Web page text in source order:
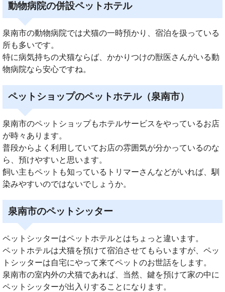
動物病院の併設ペットホテル
泉南市の動物病院では犬猫の一時預かり、宿泊を扱っている
所も多いです。
特に病気持ちの犬猫ならば、かかりつけの獣医さんがいる動
物病院なら安心ですね。
ペットショップのペットホテル（泉南市）
泉南市のペットショップもホテルサービスをやっているお店
が時々あります。
普段からよく利用していてお店の雰囲気が分かっているのな
ら、預けやすいと思います。
飼い主もペットも知っているトリマーさんなどがいれば、馴
染みやすいのではないでしょうか。
泉南市のペットシッター
ペットシッターはペットホテルとはちょっと違います。
ペットホテルは犬猫を預けて宿泊させてもらいますが、ペッ
トシッターは自宅にやって来てペットのお世話をします。
泉南市の室内外の犬猫であれば、当然、鍵を預けて家の中に
ペットシッターが出入りすることになります。